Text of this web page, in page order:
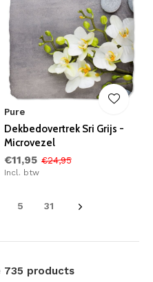
Pure
Dekbedovertrek Sri Grijs -
Microvezel
€11,95 €24,95
Incl. btw
5 31
735 products